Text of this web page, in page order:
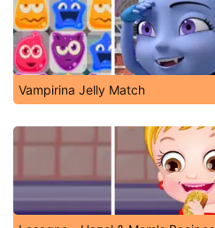
Vampirina Jelly Match